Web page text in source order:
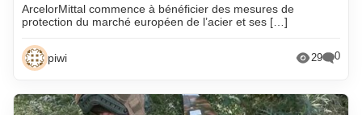
ArcelorMittal commence à bénéficier des mesures de
protection du marché européen de l’acier et ses […]
piwi 29 0